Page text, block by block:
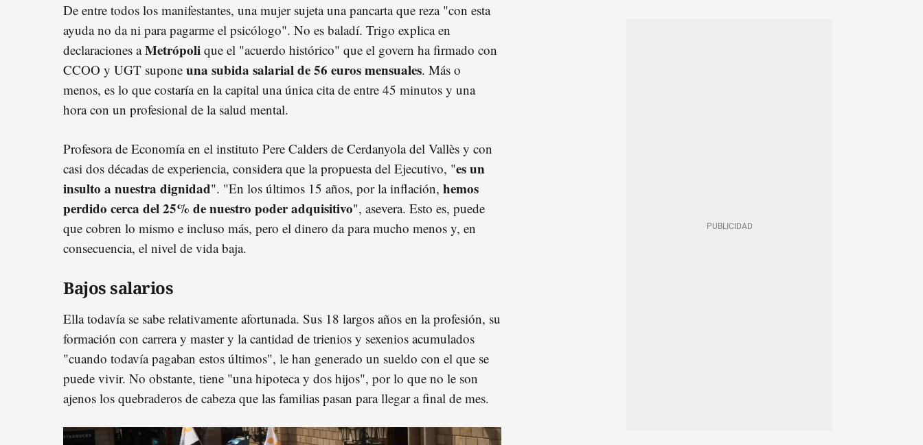
De entre todos los manifestantes, una mujer sujeta una pancarta que reza "con esta
ayuda no da ni para pagarme el psicólogo". No es baladí. Trigo explica en
declaraciones aMetrópoli que el "acuerdo histórico" que el govern ha firmado con
CCOO y UGT supone una subida salarial de 56 euros mensuales. Más o
menos, es lo que costaría en la capital una única cita de entre 45 minutos y una
hora con un profesional de la salud mental.
Profesora de Economía en el instituto Pere Calders de Cerdanyola del Vallès y con
casi dos décadas de experiencia, considera que la propuesta del Ejecutivo, "es un
insulto a nuestra dignidad". "En los últimos 15 años, por la inflación, hemos
perdido cerca del 25% de nuestro poder adquisitivo", asevera. Esto es, puede
que cobren lo mismo e incluso más, pero el dinero da para mucho menos y, en
consecuencia, el nivel de vida baja.
Bajos salarios
Ella todavía se sabe relativamente afortunada. Sus 18 largos años en la profesión, su
formación con carrera y master y la cantidad de trienios y sexenios acumulados
"cuando todavía pagaban estos últimos", le han generado un sueldo con el que se
puede vivir. No obstante, tiene "una hipoteca y dos hijos", por lo que no le son
ajenos los quebraderos de cabeza que las familias pasan para llegar a final de mes.